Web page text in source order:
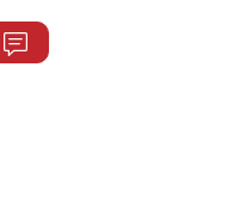
Commentaires